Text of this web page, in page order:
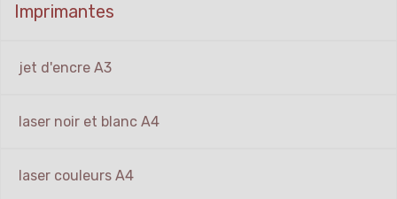
Imprimantes
jet d'encre A3
laser noir et blanc A4
laser couleurs A4